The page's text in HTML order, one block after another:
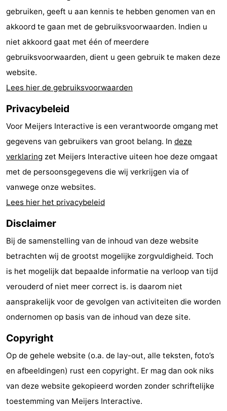
Forum
Route
-
Parkeren
Reisboekenwinkel
Medische
adressen
Regio
Noord-
Holland
-
Schoorlse
Duinen
Bergen
aan
Zee
-
Bergen
-
Alkmaar
-
Noordhollands
-
aan
Zee
Natuur
Zuid-
Kennermerland
-
Amsterdam
-
Haarlem
-
gebruiken, geeft u aan kennis te hebben genomen van en
akkoord te gaan met de gebruiksvoorwaarden. Indien u
niet akkoord gaat met één of meerdere
gebruiksvoorwaarden, dient u geen gebruik te maken deze
website.
Lees hier de gebruiksvoorwaarden
Privacybeleid
Voor Meijers Interactive is een verantwoorde omgang met
gegevens van gebruikers van groot belang. In deze
verklaring zet Meijers Interactive uiteen hoe deze omgaat
met de persoonsgegevens die wij verkrijgen via of
vanwege onze websites.
Lees hier het privacybeleid
Disclaimer
Bij de samenstelling van de inhoud van deze website
betrachten wij de grootst mogelijke zorgvuldigheid. Toch
is het mogelijk dat bepaalde informatie na verloop van tijd
verouderd of niet meer correct is. is daarom niet
aansprakelijk voor de gevolgen van activiteiten die worden
ondernomen op basis van de inhoud van deze site.
Copyright
Op de gehele website (o.a. de lay-out, alle teksten, foto’s
en afbeeldingen) rust een copyright. Er mag dan ook niks
van deze website gekopieerd worden zonder schriftelijke
toestemming van Meijers Interactive.